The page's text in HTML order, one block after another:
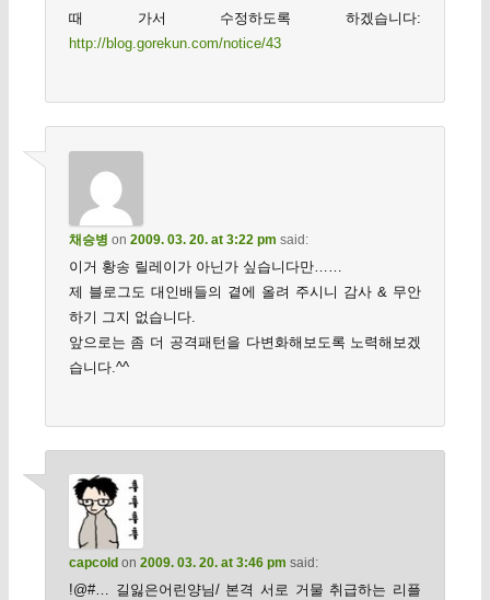
때 가서 수정하도록 하겠습니다:
http://blog.gorekun.com/notice/43
채승병 on 2009. 03. 20. at 3:22 pm said:
이거 황송 릴레이가 아닌가 싶습니다만……
제 블로그도 대인배들의 곁에 올려 주시니 감사 & 무안
하기 그지 없습니다.
앞으로는 좀 더 공격패턴을 다변화해보도록 노력해보겠
습니다.^^
capcold on 2009. 03. 20. at 3:46 pm said:
!@#… 길잃은어린양님/ 본격 서로 거물 취급하는 리플